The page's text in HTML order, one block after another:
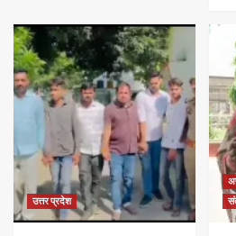
उत्तर प्रदेश